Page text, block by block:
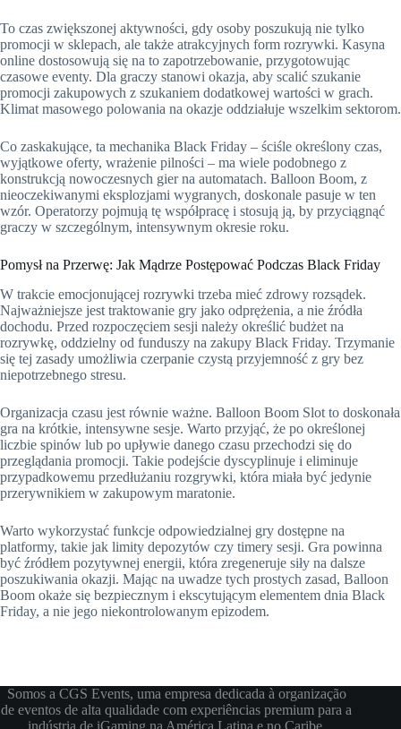
To czas zwiększonej aktywności, gdy osoby poszukują nie tylko
promocji w sklepach, ale także atrakcyjnych form rozrywki. Kasyna
online dostosowują się na to zapotrzebowanie, przygotowując
czasowe eventy. Dla graczy stanowi okazja, aby scalić szukanie
promocji zakupowych z szukaniem dodatkowej wartości w grach.
Klimat masowego polowania na okazje oddziałuje wszelkim sektorom.
Co zaskakujące, ta mechanika Black Friday – ściśle określony czas,
wyjątkowe oferty, wrażenie pilności – ma wiele podobnego z
konstrukcją nowoczesnych gier na automatach. Balloon Boom, z
nieoczekiwanymi eksplozjami wygranych, doskonale pasuje w ten
wzór. Operatorzy pojmują tę współpracę i stosują ją, by przyciągnąć
graczy w szczególnym, intensywnym okresie roku.
Pomysł na Przerwę: Jak Mądrze Postępować Podczas Black Friday
W trakcie emocjonującej rozrywki trzeba mieć zdrowy rozsądek.
Najważniejsze jest traktowanie gry jako odprężenia, a nie źródła
dochodu. Przed rozpoczęciem sesji należy określić budżet na
rozrywkę, oddzielny od funduszy na zakupy Black Friday. Trzymanie
się tej zasady umożliwia czerpanie czystą przyjemność z gry bez
niepotrzebnego stresu.
Organizacja czasu jest równie ważne. Balloon Boom Slot to doskonała
gra na krótkie, intensywne sesje. Warto przyjąć, że po określonej
liczbie spinów lub po upływie danego czasu przechodzi się do
przeglądania promocji. Takie podejście dyscyplinuje i eliminuje
przypadkowemu przedłużaniu rozgrywki, która miała być jedynie
przerywnikiem w zakupowym maratonie.
Warto wykorzystać funkcje odpowiedzialnej gry dostępne na
platformy, takie jak limity depozytów czy timery sesji. Gra powinna
być źródłem pozytywnej energii, która zregeneruje siły na dalsze
poszukiwania okazji. Mając na uwadze tych prostych zasad, Balloon
Boom okaże się bezpiecznym i ekscytującym elementem dnia Black
Friday, a nie jego niekontrolowanym epizodem.
Somos a CGS Events, uma empresa dedicada à organização
de eventos de alta qualidade com experiências premium para a